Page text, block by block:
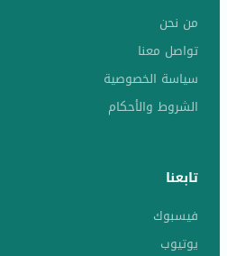
من نحن
تواصل معنا
سياسة الخصوصية
الشروط والأحكام
تابعنا
فيسبوك
يوتيوب